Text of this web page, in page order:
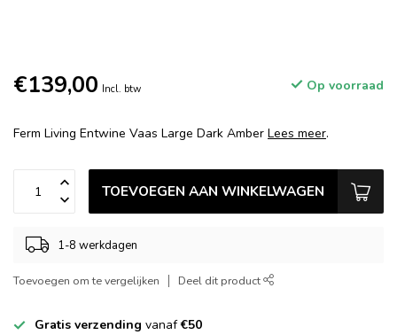
€139,00 Incl. btw Op voorraad
Ferm Living Entwine Vaas Large Dark Amber Lees meer.
TOEVOEGEN AAN WINKELWAGEN
1-8 werkdagen
Toevoegen om te vergelijken Deel dit product
Gratis verzending vanaf€50